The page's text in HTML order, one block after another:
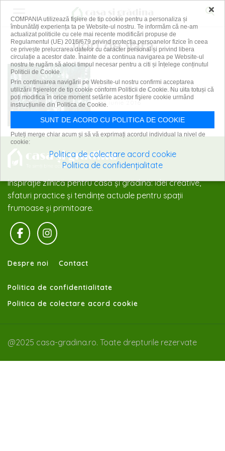
flori de vara
Rachitica, floarea miezului de vara
22 iunie 2016
Inspirație zilnică pentru casă și grădină: idei creative,
sfaturi practice și tendințe actuale pentru spații
frumoase și primitoare.
Despre noi Contact
Politica de confidentialitate
Politica de colectare acord cookie
@2025 casa-gradina.ro. Toate drepturile rezervate
×
COMPANIA utilizează fişiere de tip cookie pentru a personaliza și
îmbunătăți experiența ta pe Website-ul nostru. Te informăm că ne-am
actualizat politicile cu cele mai recente modificări propuse de
Regulamentul (UE) 2016/679 privind protecția persoanelor fizice în ceea
ce privește prelucrarea datelor cu caracter personal și privind libera
circulație a acestor date. Înainte de a continua navigarea pe Website-ul
nostru te rugăm să aloci timpul necesar pentru a citi și înțelege conținutul
Politicii de Cookie.
Prin continuarea navigării pe Website-ul nostru confirmi acceptarea
utilizării fişierelor de tip cookie conform Politicii de Cookie. Nu uita totuși că
poți modifica în orice moment setările acestor fişiere cookie urmând
instrucțiunile din Politica de Cookie.
SUNT DE ACORD CU POLITICA DE COOKIE
Puteți merge chiar acum și să vă exprimați acordul individual la nivel de
cookie:
Politica de colectare acord cookie
Politica de confidențialitate